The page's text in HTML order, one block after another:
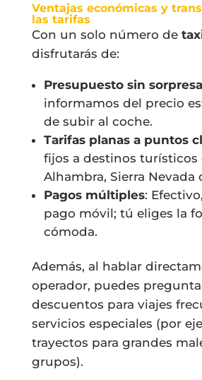
Ventajas económicas y
las tarifas
Con un solo número de
disfrutarás de:
Presupuesto sin
informamos del precio
de subir al coche.
Tarifas planas a puntos
fijos a destinos turísticos
Alhambra, Sierra Nevada
Pagos múltiples:
pago móvil; tú eliges la
cómoda.
Además, al hablar
operador, puedes
descuentos para viajes
servicios especiales (por
trayectos para grandes
grupos).